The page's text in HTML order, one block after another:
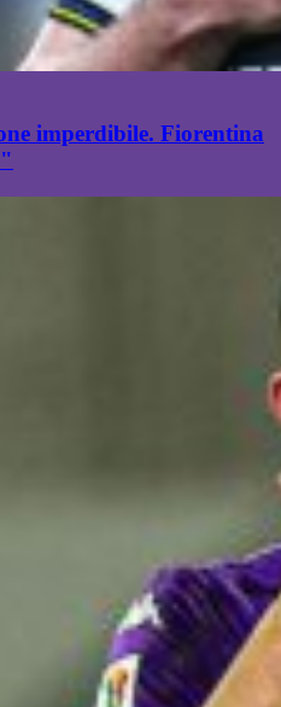
imperdibile. Fiorentina